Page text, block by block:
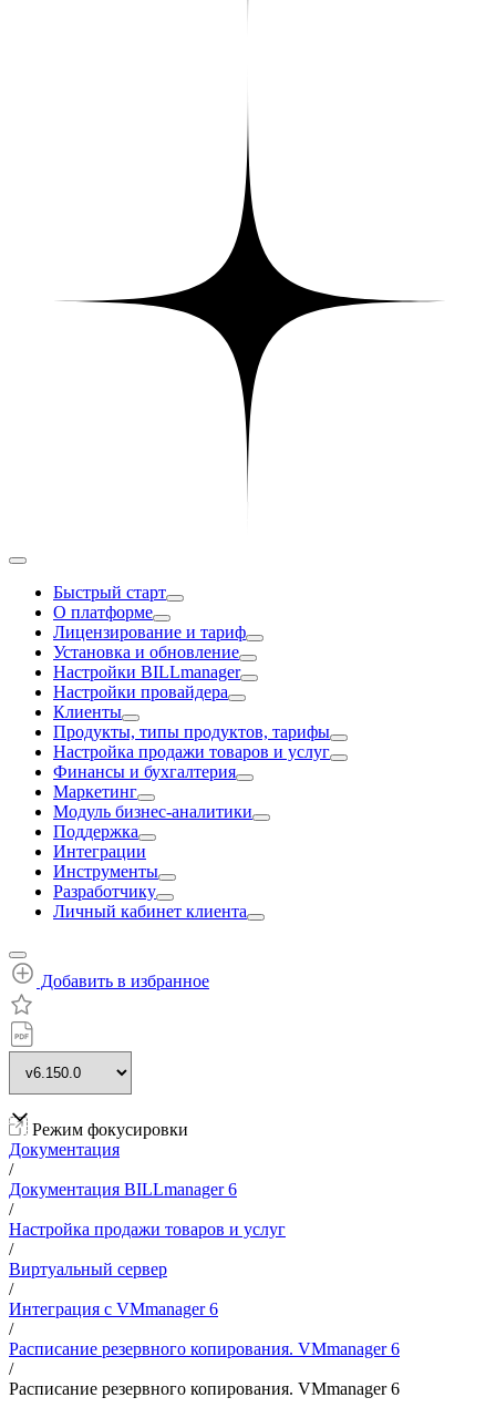
Быстрый старт
О платформе
Лицензирование и тариф
Установка и обновление
Настройки BILLmanager
Настройки провайдера
Клиенты
Продукты, типы продуктов, тарифы
Настройка продажи товаров и услуг
Финансы и бухгалтерия
Маркетинг
Модуль бизнес-аналитики
Поддержка
Интеграции
Инструменты
Разработчику
Личный кабинет клиента
Добавить в избранное
Режим фокусировки
Документация
/
Документация BILLmanager 6
/
Настройка продажи товаров и услуг
/
Виртуальный сервер
/
Интеграция с VMmanager 6
/
Расписание резервного копирования. VMmanager 6
/
Расписание резервного копирования. VMmanager 6